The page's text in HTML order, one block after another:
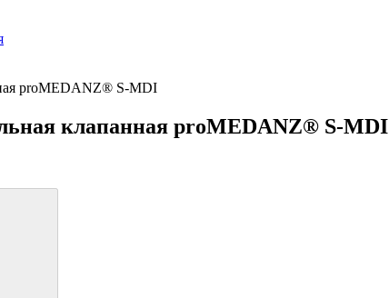
proMEDANZ® S-MDI
клапанная proMEDANZ® S-MDI